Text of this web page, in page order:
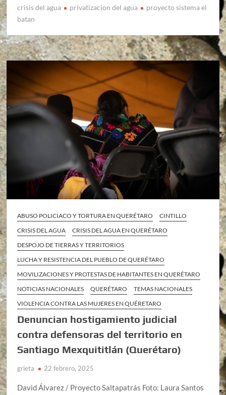
crisis del agua privatizacion del agua
proyecto sistema el
batan
ABUSO POLICIACO Y TORTURA EN QUERÉTARO
CINTILLO
CRISIS DEL AGUA
CRISIS DEL AGUA EN QUERÉTARO
DESPOJO DE TIERRAS Y TERRITORIOS
LUCHA Y RESISTENCIA DEL PUEBLO DE QUERÉTARO
MOVILIZACIONES Y PROTESTAS DE HABITANTES EN QUERÉTARO
NOTICIAS NACIONALES
QUERÉTARO
TEMAS NACIONALES
VIOLENCIA CONTRA LAS MUJERES EN QUÉRETARO
Denuncian hostigamiento judicial
contra defensoras del territorio en
Santiago Mexquititlán (Querétaro)
grieta 22 febrero, 2025
David Álvarez / Proyecto Saltapatrás Foto: Laura Santos